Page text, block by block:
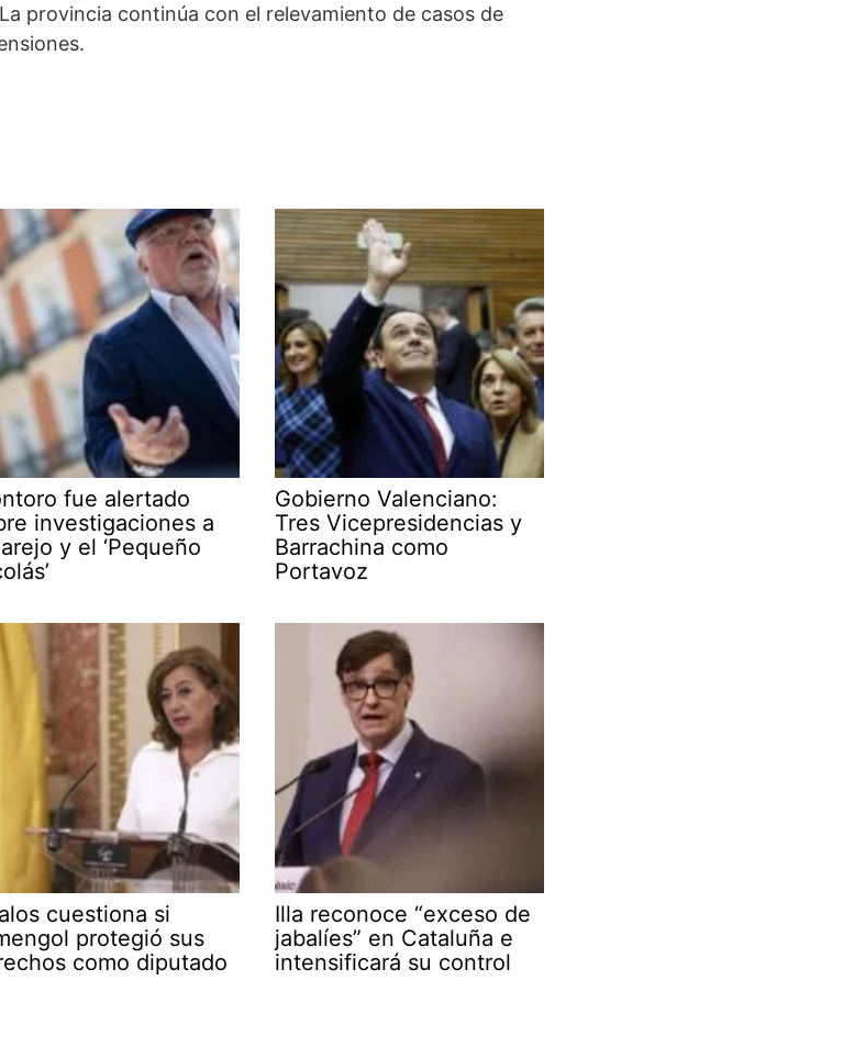
provincia continúa con el relevamiento de casos de
fue alertado
investigaciones a
y el ‘Pequeño
Gobierno Valenciano:
Tres Vicepresidencias y
Barrachina como
Portavoz
cuestiona si
protegió sus
como diputado
Illa reconoce “exceso de
jabalíes” en Cataluña e
intensificará su control